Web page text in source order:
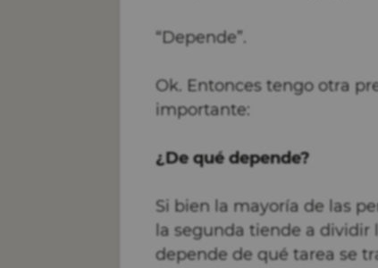
“Depende”.
Ok. Entonces tengo otra
importante:
¿De qué depende?
Si bien la mayoría de las
la segunda tiende a dividir
depende de qué tarea se